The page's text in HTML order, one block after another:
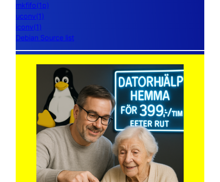
mkfifo(1p)
uconv(1)
iconv(1)
Debian Source list